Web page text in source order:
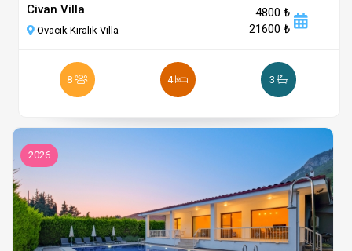
Civan Villa
Ovacık Kiralık Villa
4800 ₺
21600 ₺
8 4 3
2026